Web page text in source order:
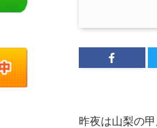
昨夜は山梨の